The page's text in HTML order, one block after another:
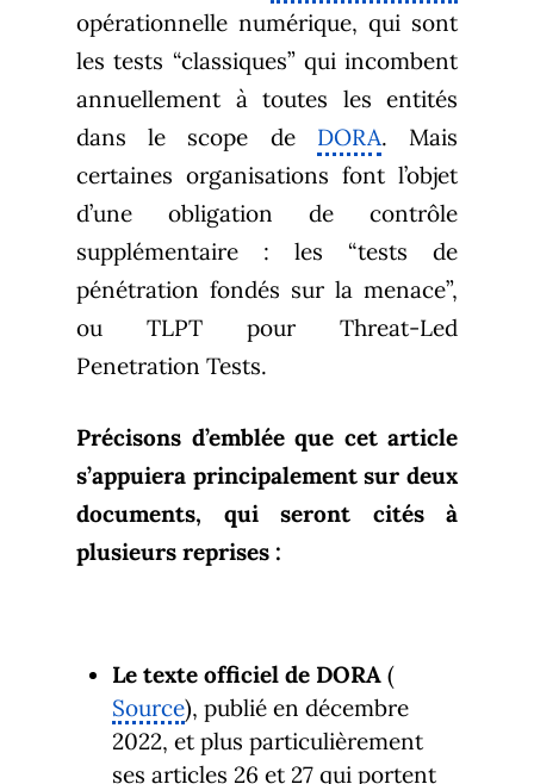
opérationnelle numérique, qui sont
les tests “classiques” qui incombent
annuellement à toutes les entités
dans le scope de DORA. Mais
certaines organisations font l’objet
d’une obligation de contrôle
supplémentaire : les “tests de
pénétration fondés sur la menace”,
ou TLPT pour Threat-Led
Penetration Tests.
Précisons d’emblée que cet article
s’appuiera principalement sur deux
documents, qui seront cités à
plusieurs reprises :
Le texte officiel de DORA (
Source), publié en décembre
2022, et plus particulièrement
ses articles 26 et 27 qui portent